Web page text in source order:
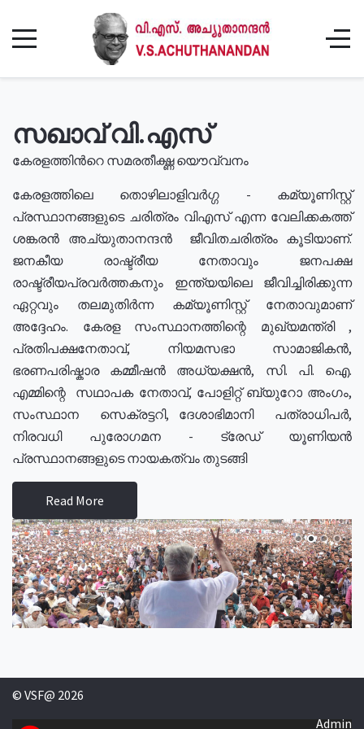
സഖാവ് വി.എസ്
കേരളത്തിൻറെ സമരതീക്ഷ്ണ യൌവ്വനം
കേരളത്തിലെ തൊഴിലാളിവർഗ്ഗ - കമ്യൂണിസ്റ്റ്
പ്രസ്ഥാനങ്ങളുടെ ചരിത്രം വിഎസ് എന്ന വേലിക്കകത്ത്
ശങ്കരൻ അച്യുതാനന്ദൻ ജീവിതചരിത്രം കൂടിയാണ്.
ജനകീയ രാഷ്ട്രീയ നേതാവും ജനപക്ഷ
രാഷ്ട്രീയപ്രവർത്തകനും ഇന്ത്യയിലെ ജീവിച്ചിരിക്കുന്ന
ഏറ്റവും തലമുതിർന്ന കമ്യൂണിസ്റ്റ് നേതാവുമാണ്
അദ്ദേഹം. കേരള സംസ്ഥാനത്തിന്റെ മുഖ്യമന്ത്രി ,
പ്രതിപക്ഷനേതാവ്, നിയമസഭാ സാമാജികൻ,
ഭരണപരിഷ്കാര കമ്മീഷൻ അധ്യക്ഷൻ, സി. പി. ഐ.
എമ്മിന്റെ സഥാപക നേതാവ്, പോളിറ്റ് ബ്യുറോ അംഗം,
സംസ്ഥാന സെക്രട്ടറി, ദേശാഭിമാനി പത്രാധിപർ,
നിരവധി പുരോഗമന - ട്രേഡ് യൂണിയൻ
പ്രസ്ഥാനങ്ങളുടെ നായകത്വം തുടങ്ങി
Read More
© VSF@ 2026
Admin